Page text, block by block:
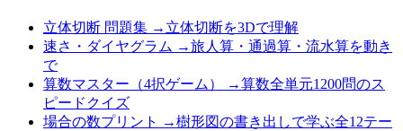
立体切断 問題集 → 立体切断を3Dで理解
速さ・ダイヤグラム →旅人算・通過算・流水算を動き
で
算数マスター（4択ゲーム）
→算数全単元1200問のス
ピードクイズ
場合の数プリント
→樹形図の書き出しで学ぶ全12テー